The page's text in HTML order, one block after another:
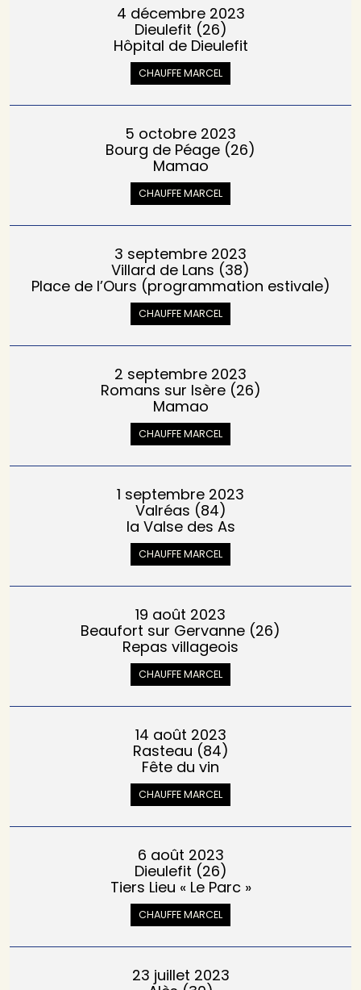
4 décembre 2023
Dieulefit (26)
Hôpital de Dieulefit
CHAUFFE MARCEL
5 octobre 2023
Bourg de Péage (26)
Mamao
CHAUFFE MARCEL
3 septembre 2023
Villard de Lans (38)
Place de l’Ours (programmation estivale)
CHAUFFE MARCEL
2 septembre 2023
Romans sur Isère (26)
Mamao
CHAUFFE MARCEL
1 septembre 2023
Valréas (84)
la Valse des As
CHAUFFE MARCEL
19 août 2023
Beaufort sur Gervanne (26)
Repas villageois
CHAUFFE MARCEL
14 août 2023
Rasteau (84)
Fête du vin
CHAUFFE MARCEL
6 août 2023
Dieulefit (26)
Tiers Lieu « Le Parc »
CHAUFFE MARCEL
23 juillet 2023